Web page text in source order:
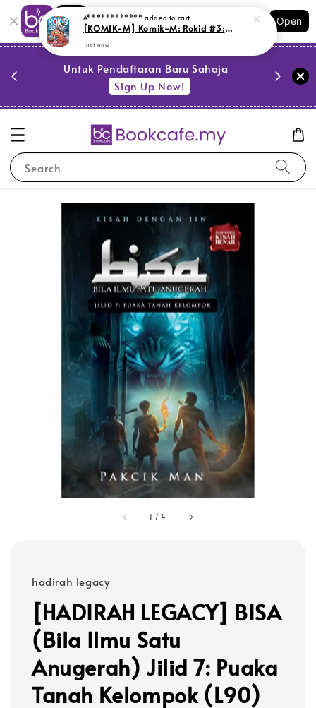
Shopping: Track Your Order
Your Trusted Shops
Open
Untuk Pendaftaran Baru Sahaja
Sign Up Now!
Search
1 /4
hadirah legacy
[HADIRAH LEGACY] BISA
(Bila Ilmu Satu
Anugerah) Jilid 7: Puaka
Tanah Kelompok (L90)